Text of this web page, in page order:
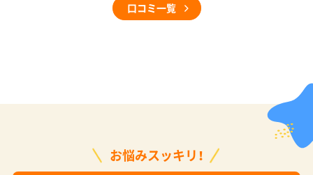
口コミ一覧
お悩みスッキリ！